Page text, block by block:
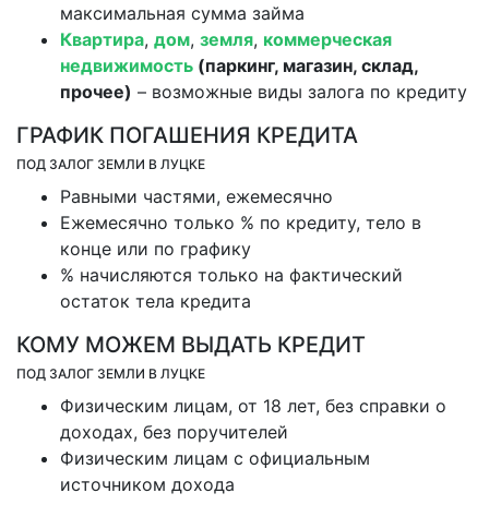
максимальная сумма займа
Квартира, дом, земля, коммерческая
недвижимость (паркинг, магазин, склад,
прочее) – возможные виды залога по кредиту
ГРАФИК ПОГАШЕНИЯ КРЕДИТА
ПОД ЗАЛОГ ЗЕМЛИ В ЛУЦКЕ
Равными частями, ежемесячно
Ежемесячно только % по кредиту, тело в
конце или по графику
% начисляются только на фактический
остаток тела кредита
КОМУ МОЖЕМ ВЫДАТЬ КРЕДИТ
ПОД ЗАЛОГ ЗЕМЛИ В ЛУЦКЕ
Физическим лицам, от 18 лет, без справки о
доходах, без поручителей
Физическим лицам с официальным
источником дохода